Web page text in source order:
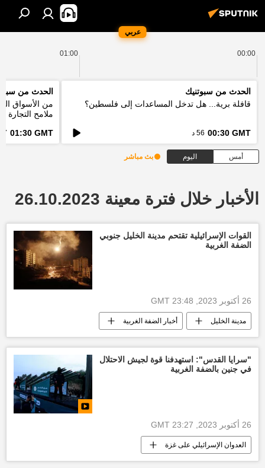
عربي
00:00
01:00
الحدث من سبوتنيك
قافلة برية... هل تدخل المساعدات إلى فلسطين؟
00:30 GMT 56 د
الحدث من
من الأسواق
ملامح التجارة
01:30 GMT
57
أمس اليوم بث مباشر
الأخبار خلال فترة معينة 26.10.2023
القوات الإسرائيلية تقتحم مدينة الخليل جنوبي
الضفة الغربية
26 أكتوبر 2023, 23:48 GMT
مدينة الخليل أخبار الضفة الغربية
العدوان الإسرائيلي على غزة
التصعيد العسكري بين غزة وإسرائيل
وقف إطلاق النار بين قطاع غزة وإسرائيل
"سرايا القدس": استهدفنا قوة لجيش الاحتلال
في جنين بالضفة الغربية
26 أكتوبر 2023, 23:27 GMT
العدوان الإسرائيلي على غزة
التصعيد العسكري بين غزة وإسرائيل